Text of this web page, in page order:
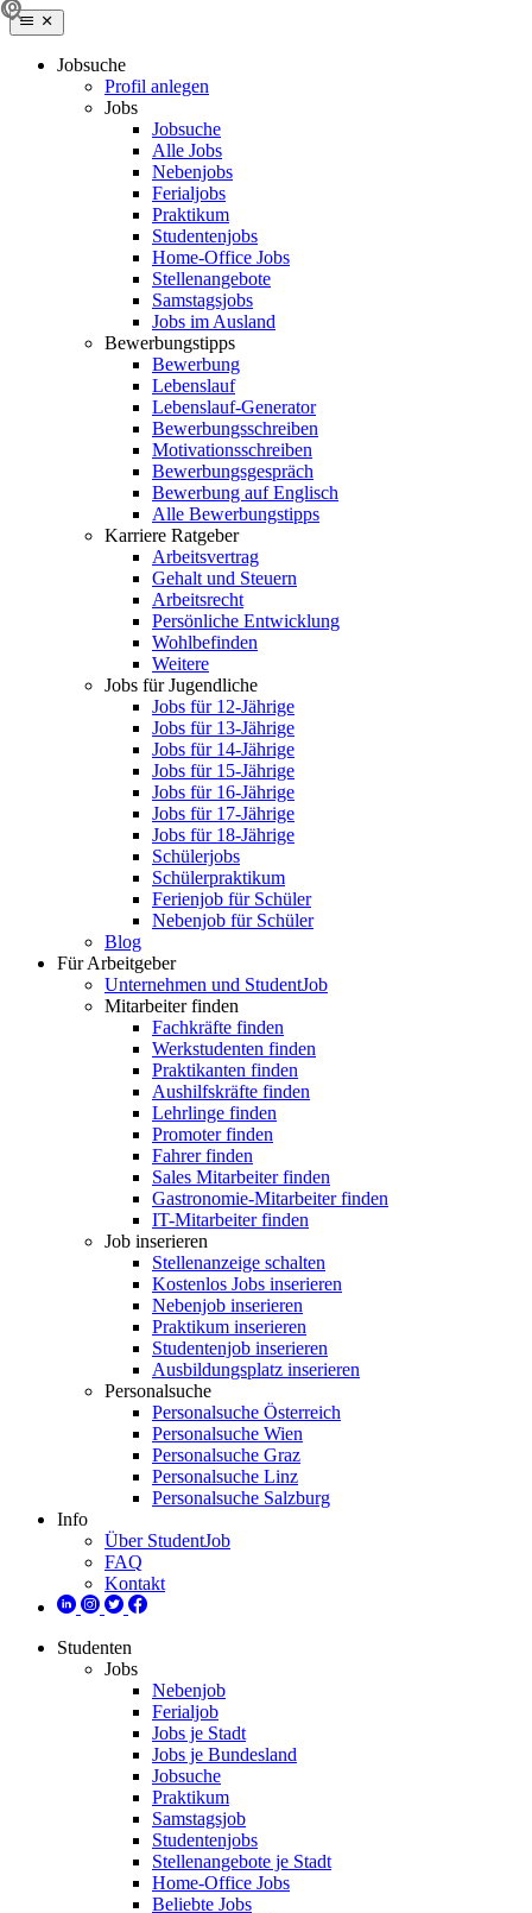
Jobsuche
Profil anlegen
Jobs
Jobsuche
Alle Jobs
Nebenjobs
Ferialjobs
Praktikum
Studentenjobs
Home-Office Jobs
Stellenangebote
Samstagsjobs
Jobs im Ausland
Bewerbungstipps
Bewerbung
Lebenslauf
Lebenslauf-Generator
Bewerbungsschreiben
Motivationsschreiben
Bewerbungsgespräch
Bewerbung auf Englisch
Alle Bewerbungstipps
Karriere Ratgeber
Arbeitsvertrag
Gehalt und Steuern
Arbeitsrecht
Persönliche Entwicklung
Wohlbefinden
Weitere
Jobs für Jugendliche
Jobs für 12-Jährige
Jobs für 13-Jährige
Jobs für 14-Jährige
Jobs für 15-Jährige
Jobs für 16-Jährige
Jobs für 17-Jährige
Jobs für 18-Jährige
Schülerjobs
Schülerpraktikum
Ferienjob für Schüler
Nebenjob für Schüler
Blog
Für Arbeitgeber
Unternehmen und StudentJob
Mitarbeiter finden
Fachkräfte finden
Werkstudenten finden
Praktikanten finden
Aushilfskräfte finden
Lehrlinge finden
Promoter finden
Fahrer finden
Sales Mitarbeiter finden
Gastronomie-Mitarbeiter finden
IT-Mitarbeiter finden
Job inserieren
Stellenanzeige schalten
Kostenlos Jobs inserieren
Nebenjob inserieren
Praktikum inserieren
Studentenjob inserieren
Ausbildungsplatz inserieren
Personalsuche
Personalsuche Österreich
Personalsuche Wien
Personalsuche Graz
Personalsuche Linz
Personalsuche Salzburg
Info
Über StudentJob
FAQ
Kontakt
Studenten
Jobs
Nebenjob
Ferialjob
Jobs je Stadt
Jobs je Bundesland
Jobsuche
Praktikum
Samstagsjob
Studentenjobs
Stellenangebote je Stadt
Home-Office Jobs
Beliebte Jobs